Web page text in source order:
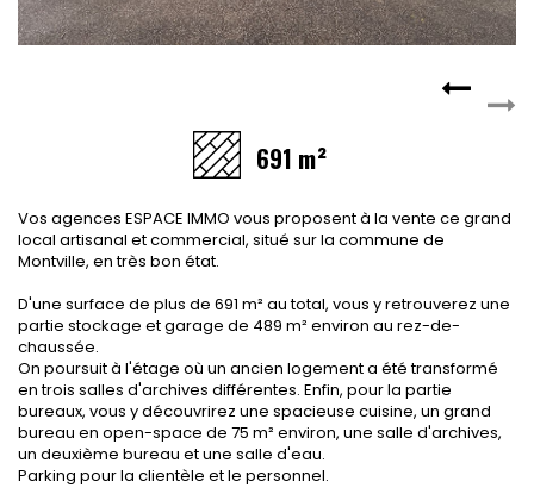
691 m²
Vos agences ESPACE IMMO vous proposent à la vente ce grand
local artisanal et commercial, situé sur la commune de
Montville, en très bon état.
D'une surface de plus de 691 m² au total, vous y retrouverez une
partie stockage et garage de 489 m² environ au rez-de-
chaussée.
On poursuit à l'étage où un ancien logement a été transformé
en trois salles d'archives différentes. Enfin, pour la partie
bureaux, vous y découvrirez une spacieuse cuisine, un grand
bureau en open-space de 75 m² environ, une salle d'archives,
un deuxième bureau et une salle d'eau.
Parking pour la clientèle et le personnel.